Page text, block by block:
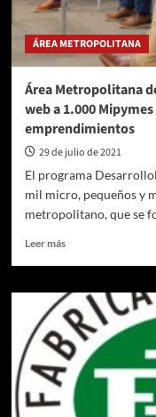
derrama
para
Medellín
ÁREA METROPOLITANA
Área Metropolitana
web a 1.000
emprendimientos
29 de julio de 2021
El programa
mil micro, pequeños y
metropolitano, que se
Leer másLeer
Área
Metropolitana
del
Valle
de
Aburrá
entregará
sitios